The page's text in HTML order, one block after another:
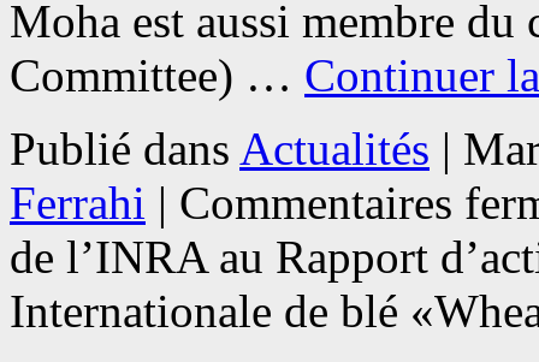
Moha est aussi membre
Committee) … Continuer
Publié dans Actualités |
Ferrahi | Commentaires
de l’INRA au Rapport
Internationale de blé